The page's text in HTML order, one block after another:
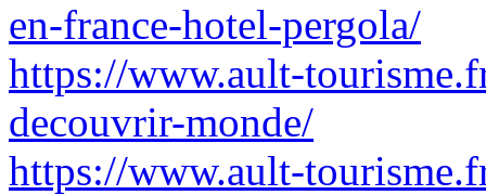
en-france-hotel-pergola/
https://www.ault-
decouvrir-monde/
https://www.ault-